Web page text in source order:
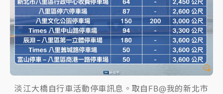
淡江大橋自行車活動停車訊息。取自FB@我的新北市